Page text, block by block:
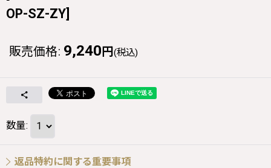
OP-SZ-ZY]
販売価格: 9,240 円 (税込)
数量:
返品特約に関する重要事項